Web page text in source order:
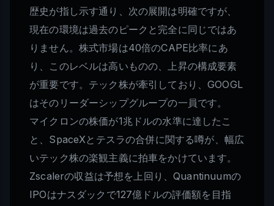
歴史が指し示す通り、次の展開は明確ですが、
現在の環境は過去のピークと完全に同じではあ
りません。株式市場は40倍のCAPE比率にあ
り、このレベルは高いものの、上昇の構成要素
が重要です。テック株が牽引しており、GOOGL
はそのリーダーシップグループの一員です。
マイクロンの株価が1兆ドルの水準に達したこ
と、SpaceXとテスラの合併に関する噂が、幅広
いテック株の楽観主義に拍車をかけています。
Zscalerの収益は予想を上回り、Quantinuumの
IPOはナスダックで127億ドルの評価額を目指